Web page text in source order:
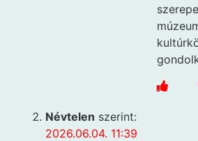
Névtelen szerint:
2026.06.04. 11:39